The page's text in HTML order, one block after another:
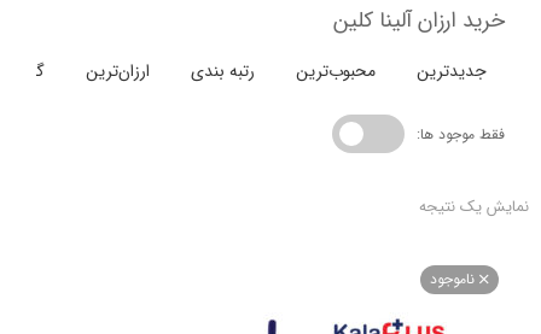
آلینا کلین
محبوب‌ترین رتبه بندی ارزان‌ترین گران‌ترین
ها:
نتیجه